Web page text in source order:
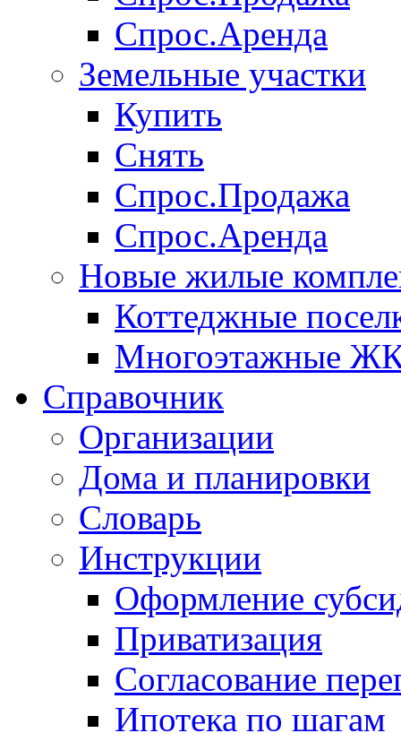
Спрос.Аренда
Земельные участки
Купить
Снять
Спрос.Продажа
Спрос.Аренда
Новые жилые
Коттеджные
Многоэтажные
Справочник
Организации
Дома и планировки
Словарь
Инструкции
Оформление
Приватизация
Согласование
Ипотека по шагам